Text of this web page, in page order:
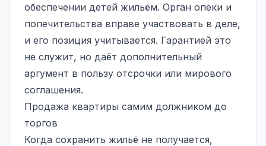
обеспечении детей жильём. Орган опеки и
попечительства вправе участвовать в деле,
и его позиция учитывается. Гарантией это
не служит, но даёт дополнительный
аргумент в пользу отсрочки или мирового
соглашения.
Продажа квартиры самим должником до
торгов
Когда сохранить жильё не получается,